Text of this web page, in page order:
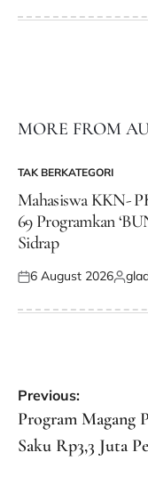
MORE FROM
POSTED
IN
TAK BERKATEGORI
Mahasiswa KKN-
69 Programkan
Sidrap
Posted
6 August 2026
Post
navigation
Previous:
Program Magang
Saku Rp3,3 Juta